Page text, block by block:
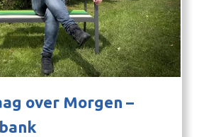
over Morgen –